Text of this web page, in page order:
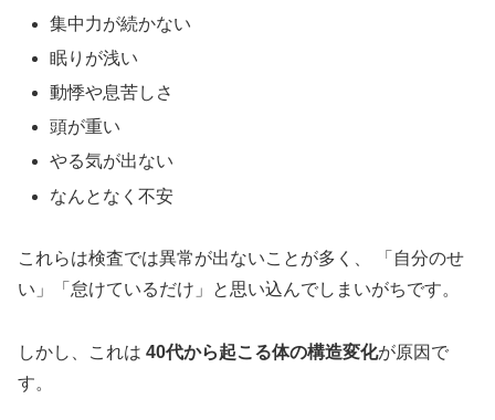
集中力が続かない
眠りが浅い
動悸や息苦しさ
頭が重い
やる気が出ない
なんとなく不安
これらは検査では異常が出ないことが多く、 「自分のせ
い」「怠けているだけ」と思い込んでしまいがちです。
しかし、これは 40代から起こる体の構造変化が原因で
す。